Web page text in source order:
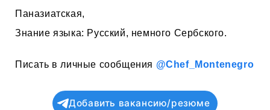
Паназиатская,
Знание языка: Русский, немного Сербского.
Писать в личные сообщения @Chef_Montenegro
Добавить вакансию/резюме